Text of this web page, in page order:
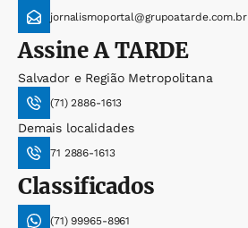
jornalismoportal@grupoatarde.com.br
AssineA TARDE
Salvador e Região Metropolitana
(71) 2886-1613
Demais localidades
71 2886-1613
Classificados
(71) 99965-8961